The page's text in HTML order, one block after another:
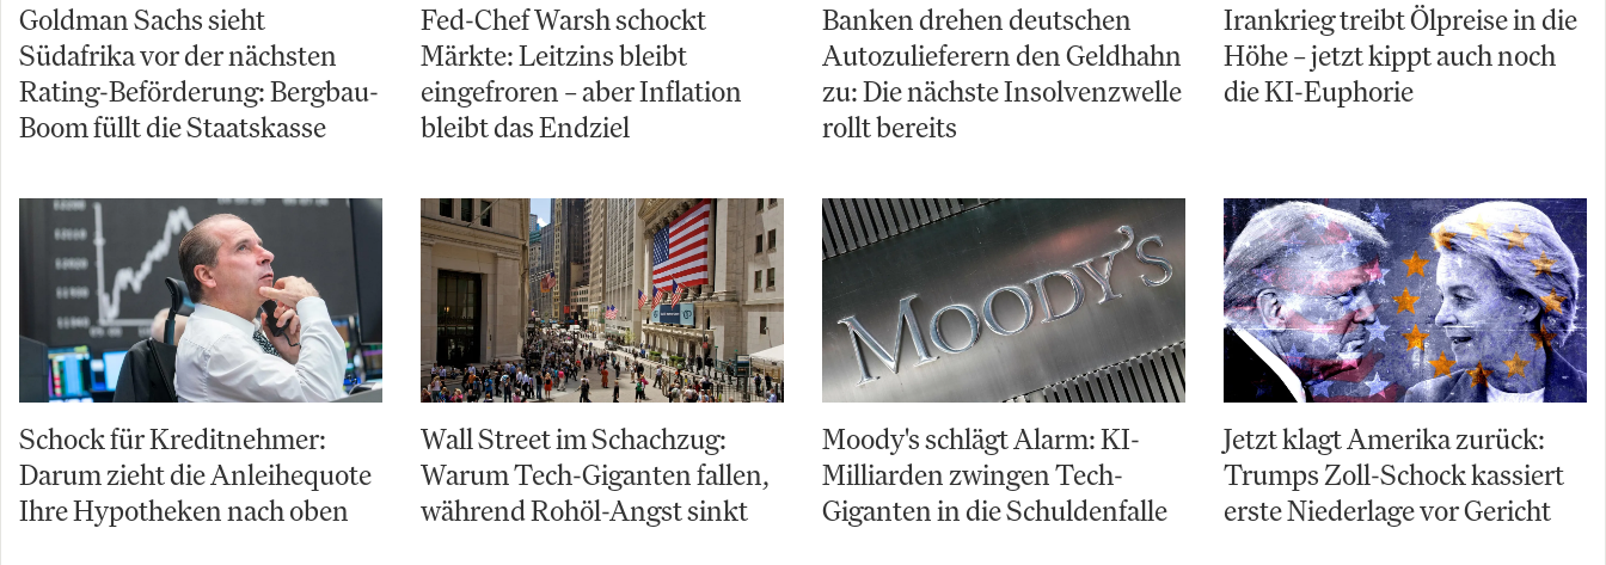
Goldman Sachs sieht
Südafrika vor der nächsten
Rating-Beförderung: Bergbau-
Boom füllt die Staatskasse
Fed-Chef Warsh schockt
Märkte: Leitzins bleibt
eingefroren – aber Inflation
bleibt das Endziel
Banken drehen deutschen
Autozulieferern den Geldhahn
zu: Die nächste Insolvenzwelle
rollt bereits
Irankrieg treibt Ölpreise in die
Höhe – jetzt kippt auch noch
die KI-Euphorie
Schock für Kreditnehmer:
Darum zieht die Anleihequote
Ihre Hypotheken nach oben
Wall Street im Schachzug:
Warum Tech-Giganten fallen,
während Rohöl-Angst sinkt
Moody's schlägt Alarm: KI-
Milliarden zwingen Tech-
Giganten in die Schuldenfalle
Jetzt klagt Amerika zurück:
Trumps Zoll-Schock kassiert
erste Niederlage vor Gericht